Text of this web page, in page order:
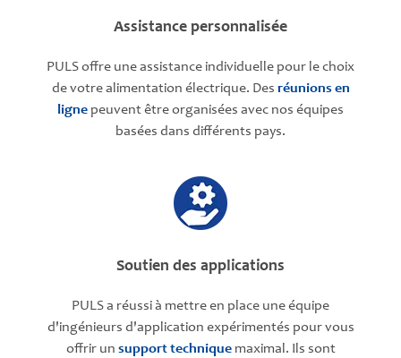
Assistance personnalisée
PULS offre une assistance individuelle pour le choix
de votre alimentation électrique. Des réunions en
ligne peuvent être organisées avec nos équipes
basées dans différents pays.
Soutien des applications
PULS a réussi à mettre en place une équipe
d'ingénieurs d'application expérimentés pour vous
offrir un support techniquemaximal. Ils sont